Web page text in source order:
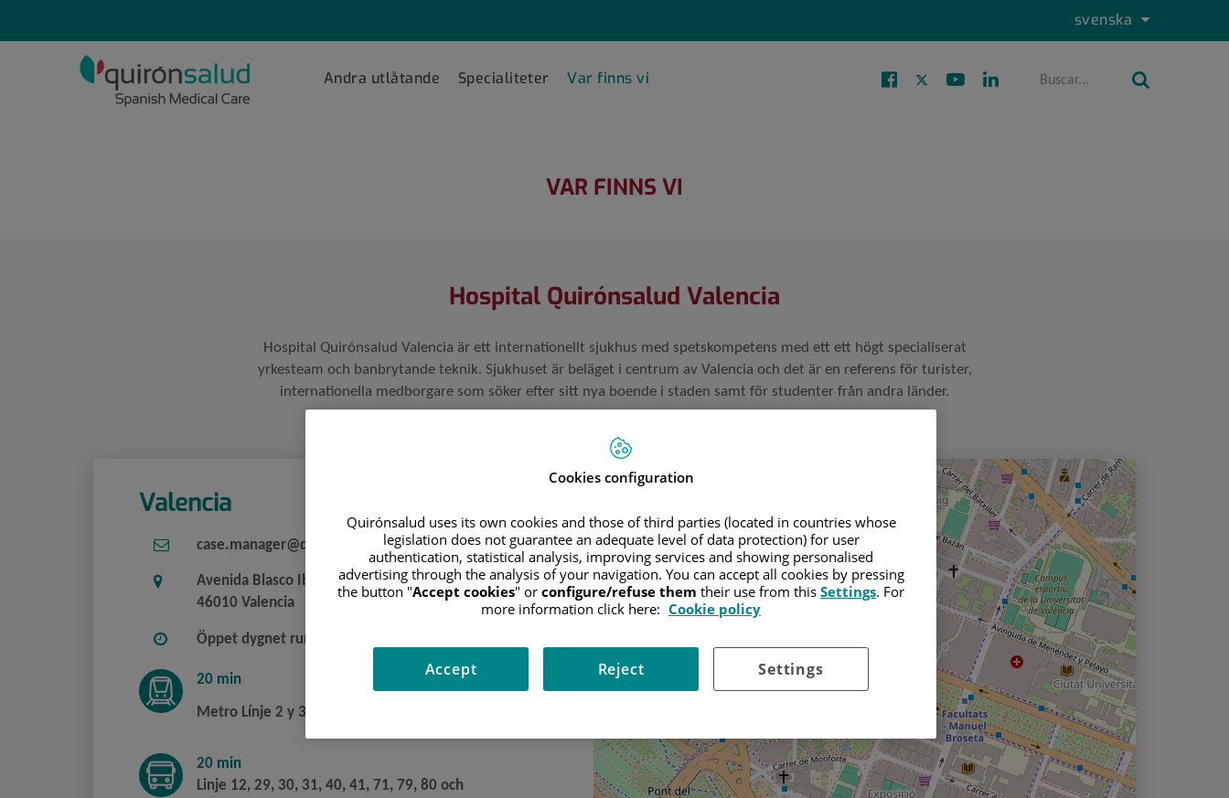
Selector
de
Idioma
activo
svenska
Levante
Principal
Andra utlåtande Specialiteter Var finns vi Buscar Buscar
LevanteFacebook
TwitterYoutubeLinkedin
VAR FINNS VI
Hospital Quirónsalud Valencia
Hospital Quirónsalud Valencia är ett internationellt sjukhus med spetskompetens med ett ett högt specialiserat
yrkesteam och banbrytande teknik. Sjukhuset är beläget i centrum av Valencia och det är en referens för turister,
internationella medborgare som söker efter sitt nya boende i staden samt för studenter från andra länder.
Valencia
case.manager@quironsalud.es
Avenida Blasco Ibáñez, 14
46010 Valencia
Öppet dygnet runt
20 min
Metro Línje 2 y 3 (från tågstationen)
20 min
Linje 12, 29, 30, 31, 40, 41, 71, 79, 80 och
Saltar
+
Cookies configuration
Quirónsalud uses its own cookies and those of third parties (located in countries whose
legislation does not guarantee an adequate level of data protection) for user
authentication, statistical analysis, improving services and showing personalised
advertising through the analysis of your navigation. You can accept all cookies by pressing
the button "Accept cookies" or configure/refuse them their use from this Settings. For
more information click here: Cookie policy
Settings
Reject
Accept